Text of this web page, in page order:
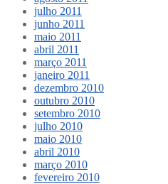
julho 2011
junho 2011
maio 2011
abril 2011
março 2011
janeiro 2011
dezembro 2010
outubro 2010
setembro 2010
julho 2010
maio 2010
abril 2010
março 2010
fevereiro 2010